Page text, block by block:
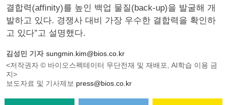
결합력(affinity)를 높인 백업 물질(back-up)을 발굴해 개
발하고 있다. 경쟁사 대비 가장 우수한 결합력을 확인하
고 있다”고 설명했다.
김성민 기자 sungmin.kim@bios.co.kr
<저작권자 © 바이오스펙테이터 무단전재 및 재배포, AI학습 이용 금
지>
보도자료 및 기사제보 press@bios.co.kr